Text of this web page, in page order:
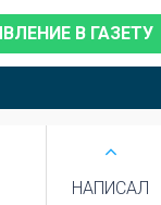
В ГАЗЕТУ
НАПИСАЛ